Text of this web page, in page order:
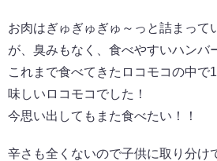
お肉はぎゅぎゅぎゅ～っと詰まって
が、臭みもなく、食べやすいハンバ
これまで食べてきたロコモコの中で
味しいロコモコでした！
今思い出してもまた食べたい！！
辛さも全くないので子供に取り分け